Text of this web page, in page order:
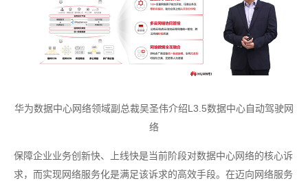
华为数据中心网络领域副总裁吴圣伟介绍L3.5数据中心自动驾驶网
络
保障企业业务创新快、上线快是当前阶段对数据中心网络的核心诉
求，而实现网络服务化是满足该诉求的高效手段。在迈向网络服务